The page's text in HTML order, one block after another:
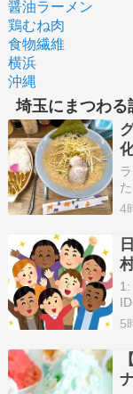
醤油ラーメン
鶏むね肉
食物繊維
横浜
沖縄
埼玉にまつわる
4
5